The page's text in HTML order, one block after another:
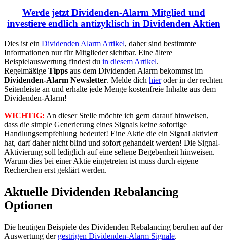
Werde jetzt Dividenden-Alarm Mitglied und
investiere endlich antizyklisch in Dividenden Aktien
Dies ist ein Dividenden Alarm Artikel, daher sind bestimmte
Informationen nur für Mitglieder sichtbar. Eine ältere
Beispielauswertung findest du in diesem Artikel.
Regelmäßige Tipps aus dem Dividenden Alarm bekommst im
Dividenden-Alarm Newsletter. Melde dich hieroder in der rechten
Seitenleiste an und erhalte jede Menge kostenfreie Inhalte aus dem
Dividenden-Alarm!
WICHTIG: An dieser Stelle möchte ich gern darauf hinweisen,
dass die simple Generierung eines Signals keine sofortige
Handlungsempfehlung bedeutet! Eine Aktie die ein Signal aktiviert
hat, darf daher nicht blind und sofort gehandelt werden! Die Signal-
Aktivierung soll lediglich auf eine seltene Begebenheit hinweisen.
Warum dies bei einer Aktie eingetreten ist muss durch eigene
Recherchen erst geklärt werden.
Aktuelle Dividenden Rebalancing
Optionen
Die heutigen Beispiele des Dividenden Rebalancing beruhen auf der
Auswertung der gestrigen Dividenden-Alarm Signale.